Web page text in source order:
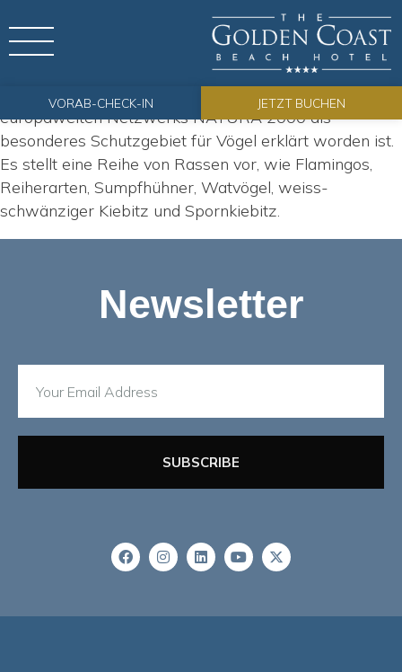
VORAB-CHECK-IN JETZT BUCHEN
Paralimni See
Dies ist ein saisonaler See, der als Teil des
europaweiten Netzwerks NATURA 2000 als
besonderes Schutzgebiet für Vögel erklärt worden ist.
Es stellt eine Reihe von Rassen vor, wie Flamingos,
Reiherarten, Sumpfhühner, Watvögel, weiss-
schwänziger Kiebitz und Spornkiebitz.
Newsletter
SUBSCRIBE